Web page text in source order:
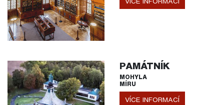
PAMÁTNÍK
MOHYLA
MÍRU
VÍCE INFORMACÍ